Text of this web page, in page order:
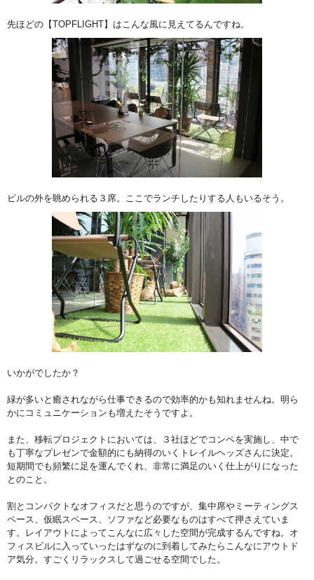
先ほどの【TOPFLIGHT】はこんな風に見えてるんですね。
ビルの外を眺められる３席。ここでランチしたりする人もいるそう。
いかがでしたか？
緑が多いと癒されながら仕事できるので効率的かも知れませんね。明ら
かにコミュニケーションも増えたそうですよ。
また、移転プロジェクトにおいては、３社ほどでコンペを実施し、中で
も丁寧なプレゼンで金額的にも納得のいくトレイルヘッズさんに決定。
短期間でも頻繁に足を運んでくれ、非常に満足のいく仕上がりになった
とのこと。
割とコンパクトなオフィスだと思うのですが、集中席やミーティングス
ペース、仮眠スペース、ソファなど必要なものはすべて押さえていま
す。レイアウトによってこんなに広々した空間が完成するんですね。オ
フィスビルに入っていったはずなのに到着してみたらこんなにアウトド
ア気分。すごくリラックスして過ごせる空間でした。